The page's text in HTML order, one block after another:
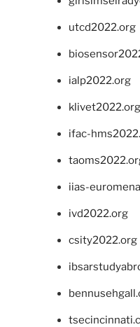
utcd2022.org
ialp2022.org
klivet2022.org
ifac-
iias-
ivd2022.org
csity2022.org